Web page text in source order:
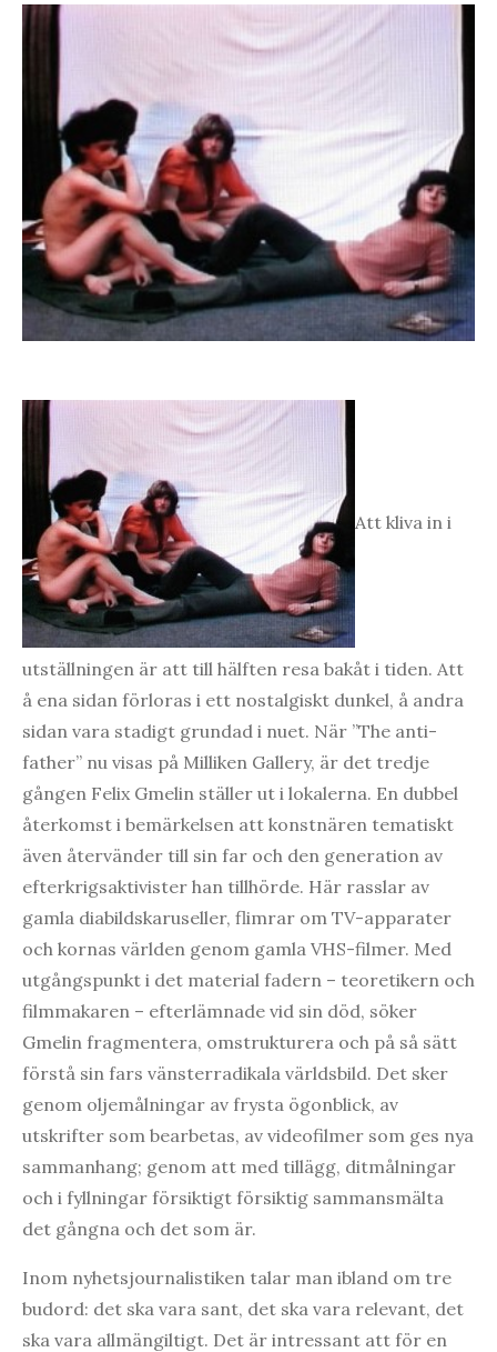
Att kliva in i
utställningen är att till hälften resa bakåt i tiden. Att
å ena sidan förloras i ett nostalgiskt dunkel, å andra
sidan vara stadigt grundad i nuet. När ”The anti-
father” nu visas på Milliken Gallery, är det tredje
gången Felix Gmelin ställer ut i lokalerna. En dubbel
återkomst i bemärkelsen att konstnären tematiskt
även återvänder till sin far och den generation av
efterkrigsaktivister han tillhörde. Här rasslar av
gamla diabildskaruseller, flimrar om TV-apparater
och kornas världen genom gamla VHS-filmer. Med
utgångspunkt i det material fadern – teoretikern och
filmmakaren – efterlämnade vid sin död, söker
Gmelin fragmentera, omstrukturera och på så sätt
förstå sin fars vänsterradikala världsbild. Det sker
genom oljemålningar av frysta ögonblick, av
utskrifter som bearbetas, av videofilmer som ges nya
sammanhang; genom att med tillägg, ditmålningar
och i fyllningar försiktigt försiktig sammansmälta
det gångna och det som är.
Inom nyhetsjournalistiken talar man ibland om tre
budord: det ska vara sant, det ska vara relevant, det
ska vara allmängiltigt. Det är intressant att för en